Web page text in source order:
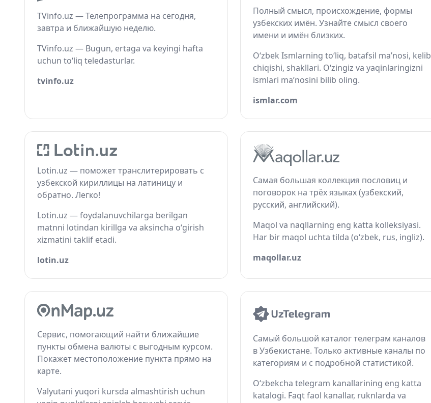
TVinfo.uz — Телепрограмма на сегодня,
завтра и ближайшую неделю.
TVinfo.uz — Bugun, ertaga va keyingi hafta
uchun to‘liq teledasturlar.
tvinfo.uz
Полный смысл, происхождение, формы
узбекских имён. Узнайте смысл своего
имени и имён близких.
O‘zbek Ismlarning to‘liq, batafsil ma’nosi, kelib
chiqishi, shakllari. O‘zingiz va yaqinlaringizni
ismlari ma’nosini bilib oling.
ismlar.com
Lotin.uz — поможет транслитерировать с
узбекской кириллицы на латиницу и
обратно. Легко!
Lotin.uz — foydalanuvchilarga berilgan
matnni lotindan kirillga va aksincha o‘girish
xizmatini taklif etadi.
lotin.uz
Самая большая коллекция пословиц и
поговорок на трёх языках (узбекский,
русский, английский).
Maqol va naqllarning eng katta kolleksiyasi.
Har bir maqol uchta tilda (o‘zbek, rus, ingliz).
maqollar.uz
Сервис, помогающий найти ближайшие
пункты обмена валюты с выгодным курсом.
Покажет местоположение пункта прямо на
карте.
Valyutani yuqori kursda almashtirish uchun
Самый большой каталог телеграм каналов
в Узбекистане. Только активные каналы по
категориям и с подробной статистикой.
O‘zbekcha telegram kanallarining eng katta
katalogi. Faqt faol kanallar, ruknlarda va